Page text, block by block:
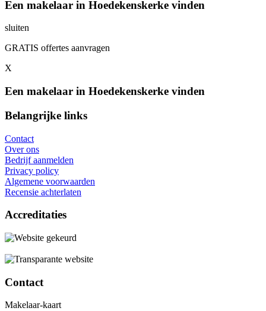
Een makelaar in Hoedekenskerke vinden
sluiten
GRATIS offertes aanvragen
X
Een makelaar in Hoedekenskerke vinden
Belangrijke links
Contact
Over ons
Bedrijf aanmelden
Privacy policy
Algemene voorwaarden
Recensie achterlaten
Accreditaties
Contact
Makelaar-kaart